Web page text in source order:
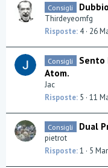
Consigli
Thirdeyeomfg
Risposte 4 26
Consigli
Sento
Atom.
Jac
Risposte 5 11
Consigli Dual
pietrot
Risposte 1 5